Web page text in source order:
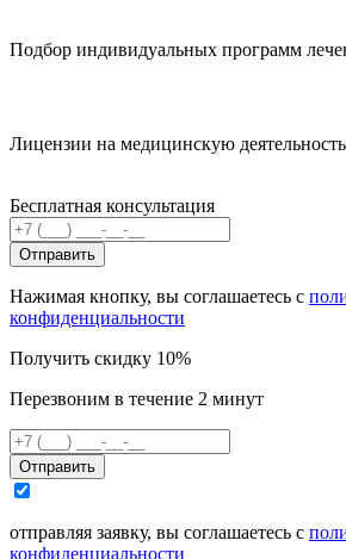
Подбор индивидуальных программ
Лицензии на медицинскую деятельность
Бесплатная консультация
Отправить
Нажимая кнопку, вы соглашаетесь с
конфиденциальности
Получить скидку 10%
Перезвоним в течение 2 минут
Отправить
отправляя заявку, вы соглашаетесь с
конфиденциальности